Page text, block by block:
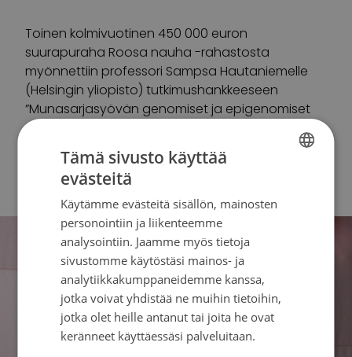
Toinen kolmivuotinen 450 000 euron
suurapuraha Roosa nauha -rahastosta
myönnettiin professori Sampsa Hautaniemelle
(Helsingin yliopisto) tutkimushankkeeseen
”Munasarjasyövän genomiset ja epigenomiset
tekijät kemoterapiaresistenssin taustalla”.
Lue artikkeli kokonaisuudessaan
SWEDISH
Tämä sivusto käyttää
evästeitä
Käytämme evästeitä sisällön, mainosten
personointiin ja liikenteemme
analysointiin. Jaamme myös tietoja
sivustomme käytöstäsi mainos- ja
analytiikkakumppaneidemme kanssa,
jotka voivat yhdistää ne muihin tietoihin,
jotka olet heille antanut tai joita he ovat
keränneet käyttäessäsi palveluitaan.